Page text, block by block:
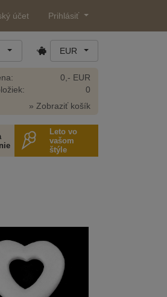
účet Prihlásiť
EUR
0,- EUR
0
» Zobraziť košík
Leto vo
vašom
štýle